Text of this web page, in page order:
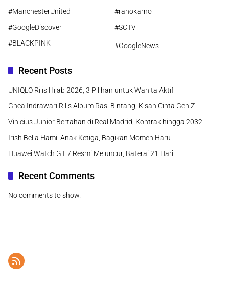
#ManchesterUnited
#ranokarno
#GoogleDiscover
#SCTV
#BLACKPINK
#GoogleNews
Recent Posts
UNIQLO Rilis Hijab 2026, 3 Pilihan untuk Wanita Aktif
Ghea Indrawari Rilis Album Rasi Bintang, Kisah Cinta Gen Z
Vinicius Junior Bertahan di Real Madrid, Kontrak hingga 2032
Irish Bella Hamil Anak Ketiga, Bagikan Momen Haru
Huawei Watch GT 7 Resmi Meluncur, Baterai 21 Hari
Recent Comments
No comments to show.